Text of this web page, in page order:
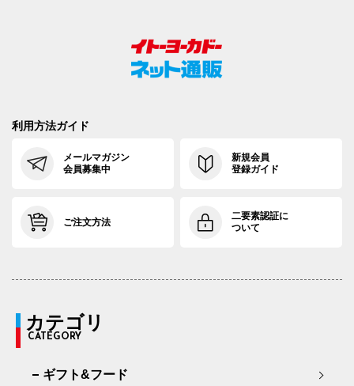
利用方法ガイド
メールマガジン
会員募集中
新規会員
登録ガイド
ご注文方法
二要素認証に
ついて
カテゴリ
CATEGORY
ギフト&フード